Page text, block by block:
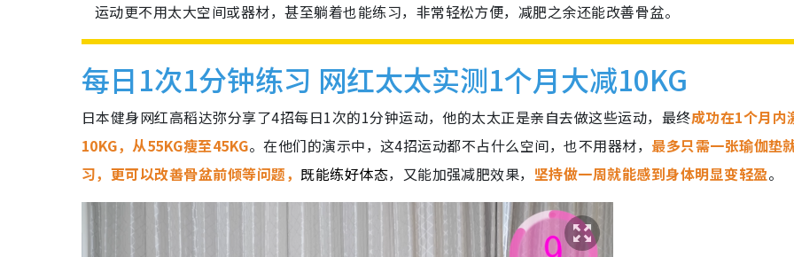
运动更不用太大空间或器材，甚至躺着也能练习，非常轻松方便，减肥之余还能改善骨盆。
每日1次1分钟练习 网红太太实测1个月大减10KG
日本健身网红高稻达弥分享了4招每日1次的1分钟运动，他的太太正是亲自去做这些运动，最终成功在1个月内
10KG，从55KG瘦至45KG。在他们的演示中，这4招运动都不占什么空间，也不用器材， 最多只需一张瑜伽垫
习，更可以改善骨盆前倾等问题， 既能练好体态，又能加强减肥效果， 坚持做一周就能感到身体明显变轻盈。